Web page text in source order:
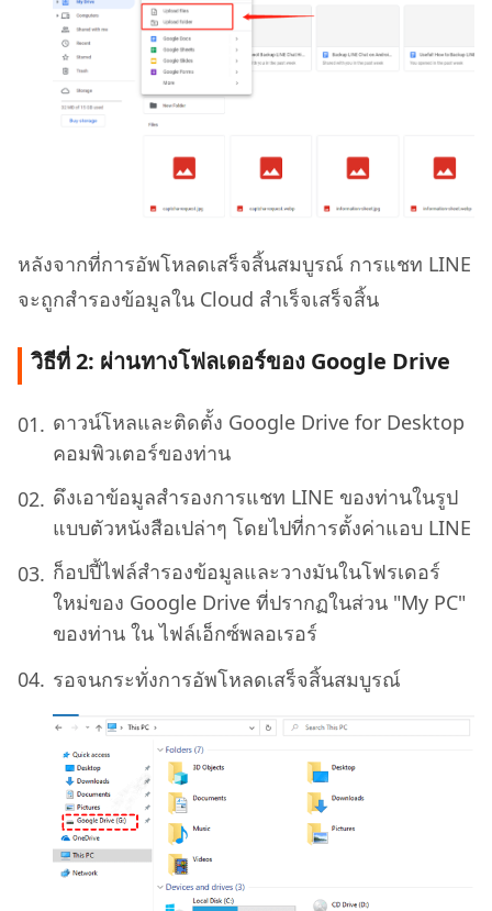
หลังจากที่การอัพโหลดเสร็จสิ้นสมบูรณ์ การแชท LINE
จะถูกสำรองข้อมูลใน Cloud สำเร็จเสร็จสิ้น
วิธีที่ 2: ผ่านทางโฟลเดอร์ของ Google Drive
ดาวน์โหลและติดตั้ง Google Drive for Desktop
คอมพิวเตอร์ของท่าน
ดึงเอาข้อมูลสำรองการแชท LINE ของท่านในรูป
แบบตัวหนังสือเปล่าๆ โดยไปที่การตั้งค่าแอบ LINE
ก็อปปี้ไฟล์สำรองข้อมูลและวางมันในโฟรเดอร์
ใหม่ของ Google Drive ที่ปรากฏในส่วน "My PC"
ของท่าน ใน ไฟล์เอ็กซ์พลอเรอร์
รอจนกระทั่งการอัพโหลดเสร็จสิ้นสมบูรณ์